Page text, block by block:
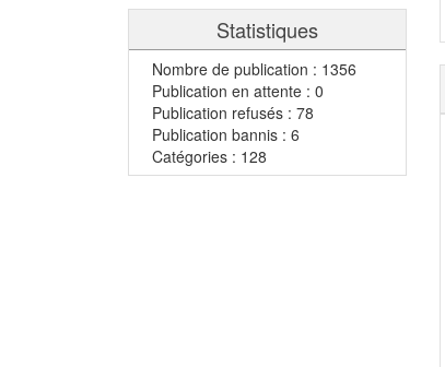
Statistiques
Nombre de publication : 1356
Publication en attente : 0
Publication refusés : 78
Publication bannis : 6
Catégories : 128